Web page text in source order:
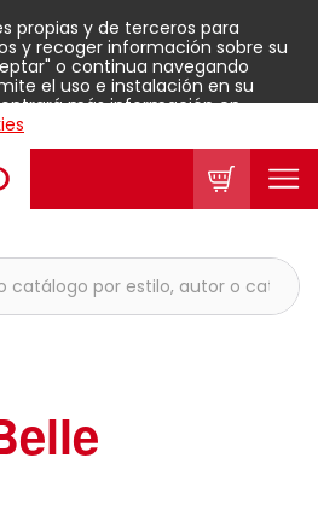
propias y de terceros para
y recoger información sobre su
o continua navegando
el uso e instalación en su
más información en